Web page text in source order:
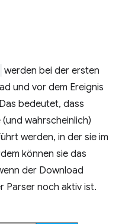
werden bei der ersten
und vor dem Ereignis
bedeutet, dass
wahrscheinlich)
werden, in der sie im
können sie das
der Download
Parser noch aktiv ist.